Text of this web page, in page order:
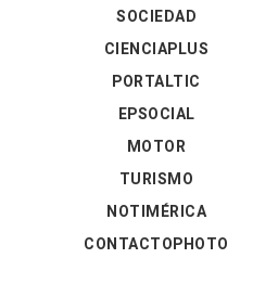
SOCIEDAD
CIENCIAPLUS
PORTALTIC
EPSOCIAL
MOTOR
TURISMO
NOTIMÉRICA
CONTACTOPHOTO